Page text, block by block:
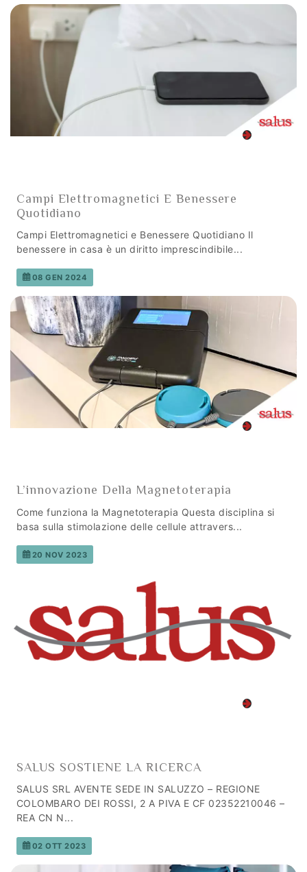
Campi Elettromagnetici E Benessere
Quotidiano
Campi Elettromagnetici e Benessere Quotidiano Il
benessere in casa è un diritto imprescindibile...
08 GEN 2024
L’innovazione Della Magnetoterapia
Come funziona la Magnetoterapia Questa disciplina si
basa sulla stimolazione delle cellule attravers...
20 NOV 2023
SALUS SOSTIENE LA RICERCA
SALUS SRL AVENTE SEDE IN SALUZZO – REGIONE
COLOMBARO DEI ROSSI, 2 A PIVA E CF 02352210046 –
REA CN N...
02 OTT 2023